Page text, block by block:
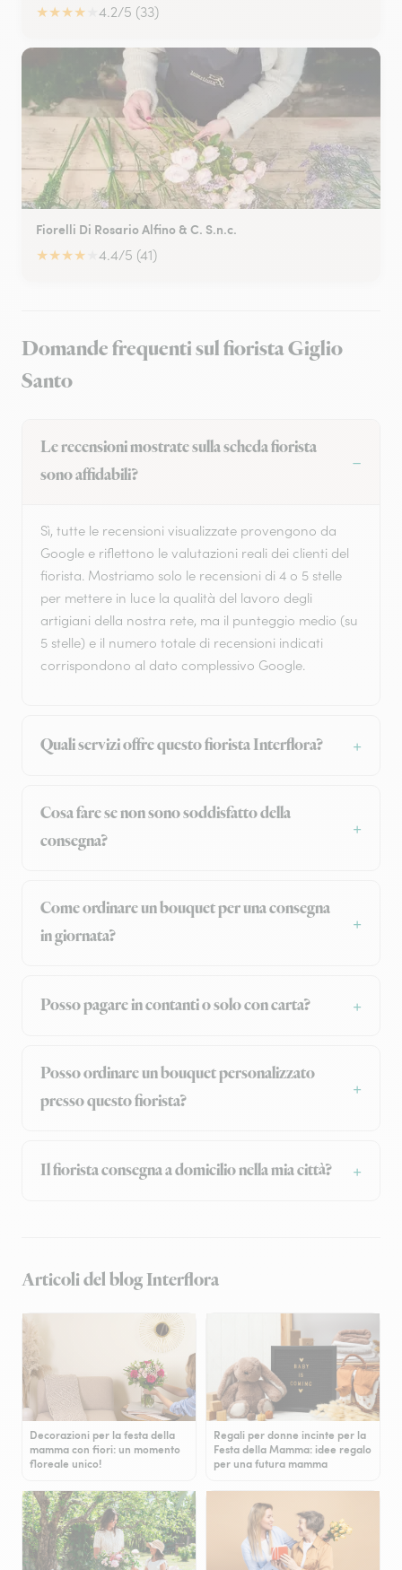
★★★★ 4.2/5 (33)
Fiorelli Di Rosario Alfino & C. S.n.c.
★★★★ 4.4/5 (41)
Domande frequenti sul fiorista Giglio
Santo
Le recensioni mostrate sulla scheda fiorista
sono affidabili?
Sì, tutte le recensioni visualizzate provengono da
Google e riflettono le valutazioni reali dei clienti del
fiorista. Mostriamo solo le recensioni di 4 o 5 stelle
per mettere in luce la qualità del lavoro degli
artigiani della nostra rete, ma il punteggio medio (su
5 stelle) e il numero totale di recensioni indicati
corrispondono al dato complessivo Google.
Quali servizi offre questo fiorista Interflora?
Cosa fare se non sono soddisfatto della
consegna?
Come ordinare un bouquet per una consegna
in giornata?
Posso pagare in contanti o solo con carta?
Posso ordinare un bouquet personalizzato
presso questo fiorista?
Il fiorista consegna a domicilio nella mia città?
Articoli del blog Interflora
Decorazioni per la festa della
mamma con fiori: un momento
floreale unico!
Regali per donne incinte per la
Festa della Mamma: idee regalo
per una futura mamma